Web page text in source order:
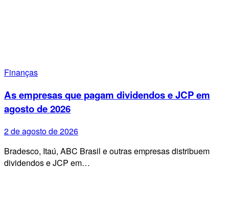
Finanças
As empresas que pagam dividendos e JCP em
agosto de 2026
2 de agosto de 2026
Bradesco, Itaú, ABC Brasil e outras empresas distribuem
dividendos e JCP em…